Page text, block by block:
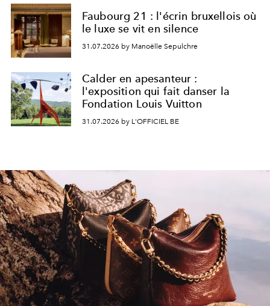
Faubourg 21 : l'écrin bruxellois où
le luxe se vit en silence
31.07.2026 by Manoëlle Sepulchre
Calder en apesanteur :
l'exposition qui fait danser la
Fondation Louis Vuitton
31.07.2026 by L'OFFICIEL BE